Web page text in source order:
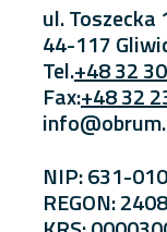
ul. Toszecka
44-117
Tel.+48 32
Fax:+48 32
NIP: 631-
REGON: